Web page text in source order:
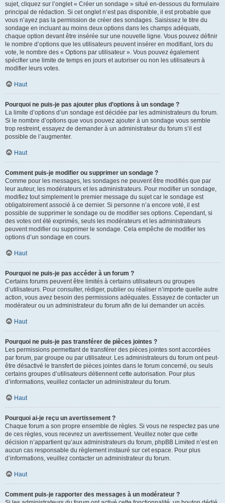
sujet, cliquez sur l’onglet « Créer un sondage » situé en-dessous du formulaire
principal de rédaction. Si cet onglet n’est pas disponible, il est probable que
vous n’ayez pas la permission de créer des sondages. Saisissez le titre du
sondage en incluant au moins deux options dans les champs adéquats,
chaque option devant être insérée sur une nouvelle ligne. Vous pouvez définir
le nombre d’options que les utilisateurs peuvent insérer en modifiant, lors du
vote, le nombre des « Options par utilisateur ». Vous pouvez également
spécifier une limite de temps en jours et autoriser ou non les utilisateurs à
modifier leurs votes.
Haut
Pourquoi ne puis-je pas ajouter plus d’options à un sondage ?
La limite d’options d’un sondage est décidée par les administrateurs du forum.
Si le nombre d’options que vous pouvez ajouter à un sondage vous semble
trop restreint, essayez de demander à un administrateur du forum s’il est
possible de l’augmenter.
Haut
Comment puis-je modifier ou supprimer un sondage ?
Comme pour les messages, les sondages ne peuvent être modifiés que par
leur auteur, les modérateurs et les administrateurs. Pour modifier un sondage,
modifiez tout simplement le premier message du sujet car le sondage est
obligatoirement associé à ce dernier. Si personne n’a encore voté, il est
possible de supprimer le sondage ou de modifier ses options. Cependant, si
des votes ont été exprimés, seuls les modérateurs et les administrateurs
peuvent modifier ou supprimer le sondage. Cela empêche de modifier les
options d’un sondage en cours.
Haut
Pourquoi ne puis-je pas accéder à un forum ?
Certains forums peuvent être limités à certains utilisateurs ou groupes
d’utilisateurs. Pour consulter, rédiger, publier ou réaliser n’importe quelle autre
action, vous avez besoin des permissions adéquates. Essayez de contacter un
modérateur ou un administrateur du forum afin de lui demander un accès.
Haut
Pourquoi ne puis-je pas transférer de pièces jointes ?
Les permissions permettant de transférer des pièces jointes sont accordées
par forum, par groupe ou par utilisateur. Les administrateurs du forum ont peut-
être désactivé le transfert de pièces jointes dans le forum concerné, ou seuls
certains groupes d’utilisateurs détiennent cette autorisation. Pour plus
d’informations, veuillez contacter un administrateur du forum.
Haut
Pourquoi ai-je reçu un avertissement ?
Chaque forum a son propre ensemble de règles. Si vous ne respectez pas une
de ces règles, vous recevrez un avertissement. Veuillez noter que cette
décision n’appartient qu’aux administrateurs du forum, phpBB Limited n’est en
aucun cas responsable du règlement instauré sur cet espace. Pour plus
d’informations, veuillez contacter un administrateur du forum.
Haut
Comment puis-je rapporter des messages à un modérateur ?